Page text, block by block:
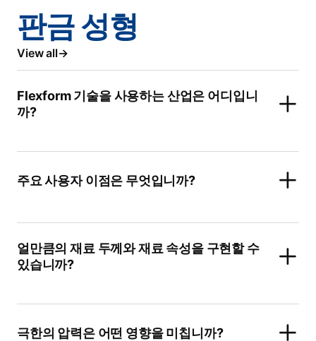
판금 성형
View all
Flexform 기술을 사용하는 산업은 어디입니
까?
주요 사용자 이점은 무엇입니까?
얼만큼의 재료 두께와 재료 속성을 구현할 수
있습니까?
극한의 압력은 어떤 영향을 미칩니까?